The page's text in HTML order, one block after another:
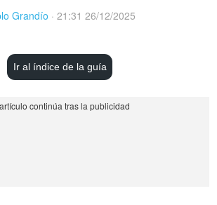
Grandío · 21:31 26/12/2025
Ir al índice de la guía